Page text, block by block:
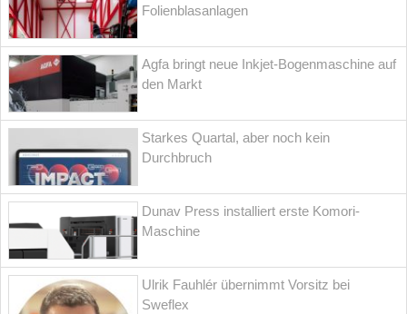
Folienblasanlagen
Agfa bringt neue Inkjet-Bogenmaschine auf
den Markt
Starkes Quartal, aber noch kein
Durchbruch
Dunav Press installiert erste Komori-
Maschine
Ulrik Fauhlér übernimmt Vorsitz bei
Sweflex